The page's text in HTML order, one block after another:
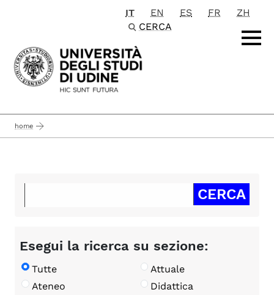
Passa al contenuto principale
IT EN ES FR
ZH
CERCA
home
Esegui la ricerca su sezione:
Tutte
Attuale
Ateneo
Didattica